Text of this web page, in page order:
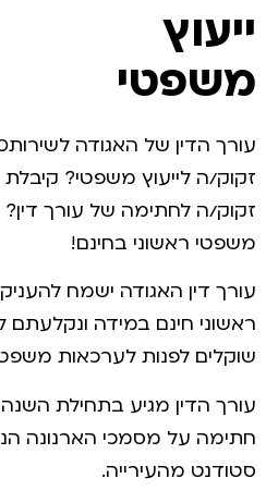
ייעוץ
משפטי
עורך הדין של האגודה
זקוק/ה לייעוץ משפטי?
זקוק/ה לחתימה של עורך דין?
משפטי ראשוני בחינם!
עורך דין האגודה ישמח
ראשוני חינם במידה
שוקלים לפנות לערכאות
עורך הדין מגיע בתחילת
חתימה על מסמכי הארנונה
סטודנט מהעירייה.